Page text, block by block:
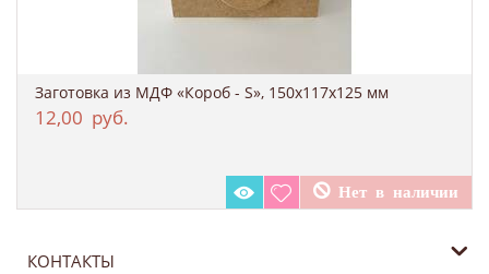
Заготовка из МДФ «Короб - S», 150х117x125 мм
12,00 руб.
КОНТАКТЫ